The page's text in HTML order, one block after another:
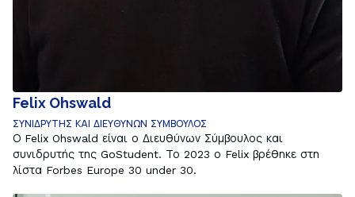
Felix Ohswald
ΣΥΝΙΔΡΥΤΗΣ ΚΑΙ ΔΙΕΥΘΥΝΩΝ ΣΥΜΒΟΥΛΟΣ
Ο Felix Ohswald είναι ο Διευθύνων Σύμβουλος και
συνιδρυτής της GoStudent. Το 2023 ο Felix βρέθηκε στη
λίστα Forbes Europe 30 under 30.